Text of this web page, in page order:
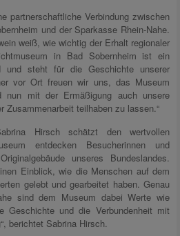
partnerschaftliche Verbindung zwischen
und der Sparkasse Rhein-Nahe.
weiß, wie wichtig der Erhalt regionaler
in Bad Sobernheim ist ein
und steht für die Geschichte unserer
vor Ort freuen wir uns, das Museum
nun mit der Ermäßigung auch unsere
Zusammenarbeit teilhaben zu lassen.“
Hirsch schätzt den wertvollen
entdecken Besucherinnen und
unseres Bundeslandes.
Einblick, wie die Menschen auf dem
gelebt und gearbeitet haben. Genau
sind dem Museum dabei Werte wie
Geschichte und die Verbundenheit mit
berichtet Sabrina Hirsch.